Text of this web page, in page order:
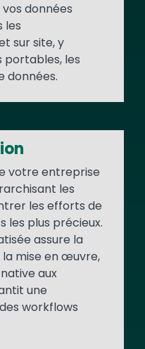
données
les
sur site, y
portables, les
données.
votre entreprise
les
les efforts de
les plus précieux.
assure la
mise en œuvre,
aux
une
workflows